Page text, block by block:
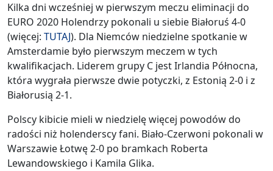
Kilka dni wcześniej w pierwszym meczu eliminacji do
EURO 2020 Holendrzy pokonali u siebie Białoruś 4-0
(więcej: TUTAJ). Dla Niemców niedzielne spotkanie w
Amsterdamie było pierwszym meczem w tych
kwalifikacjach. Liderem grupy C jest Irlandia Północna,
która wygrała pierwsze dwie potyczki, z Estonią 2-0 i z
Białorusią 2-1.
Polscy kibicie mieli w niedzielę więcej powodów do
radości niż holenderscy fani. Biało-Czerwoni pokonali w
Warszawie Łotwę 2-0 po bramkach Roberta
Lewandowskiego i Kamila Glika.